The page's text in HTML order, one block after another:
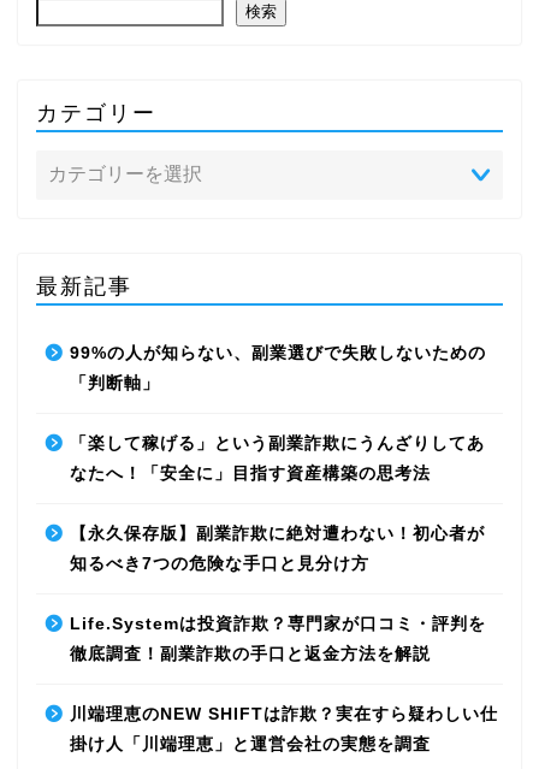
検索
カテゴリー
最新記事
99%の人が知らない、副業選びで失敗しないための
「判断軸」
「楽して稼げる」という副業詐欺にうんざりしてあ
なたへ！「安全に」目指す資産構築の思考法
【永久保存版】副業詐欺に絶対遭わない！初心者が
知るべき7つの危険な手口と見分け方
Life.Systemは投資詐欺？専門家が口コミ・評判を
徹底調査！副業詐欺の手口と返金方法を解説
川端理恵のNEW SHIFTは詐欺？実在すら疑わしい仕
掛け人「川端理恵」と運営会社の実態を調査